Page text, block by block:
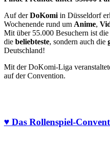
Auf derDoKomi in Düsseldorf
Wochenende rund um Anime,
Mit über 55.000 Besuchern ist
die beliebteste, sondern auch die
Deutschland!
Mit der DoKomi-Liga
auf der Convention.
♥ Das Rollenspiel-